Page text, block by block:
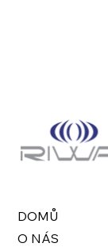
DOMŮ
O NÁS